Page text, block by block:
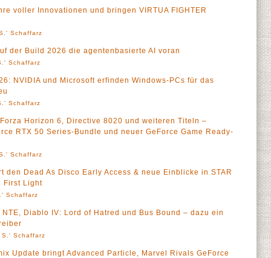
voller Innovationen und bringen VIRTUA FIGHTER
Schaffarz
der Build 2026 die agentenbasierte AI voran
Schaffarz
NVIDIA und Microsoft erfinden Windows-PCs für das
Schaffarz
Horizon 6, Directive 8020 und weiteren Titeln –
RTX 50 Series-Bundle und neuer GeForce Game Ready-
Schaffarz
den Dead As Disco Early Access & neue Einblicke in STAR
First Light
Schaffarz
NTE, Diablo IV: Lord of Hatred und Bus Bound – dazu ein
S.' Schaffarz
Update bringt Advanced Particle, Marvel Rivals GeForce